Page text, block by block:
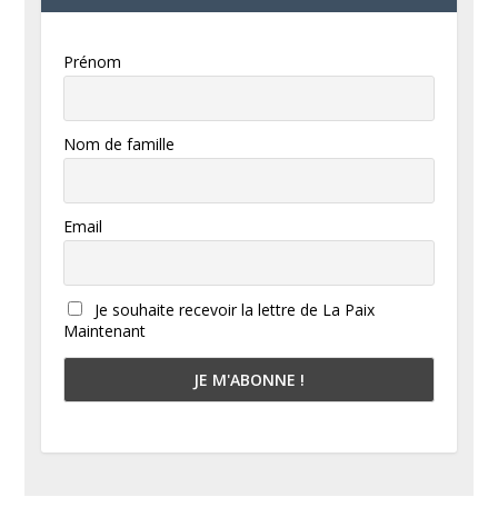
Prénom
Nom de famille
Email
Je souhaite recevoir la lettre de La Paix
Maintenant